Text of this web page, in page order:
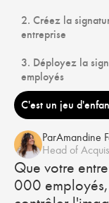
2. Créez la
entreprise
3. Déployez la
employés
C'est un jeu
ParAmandine
Head of
Que votre
000